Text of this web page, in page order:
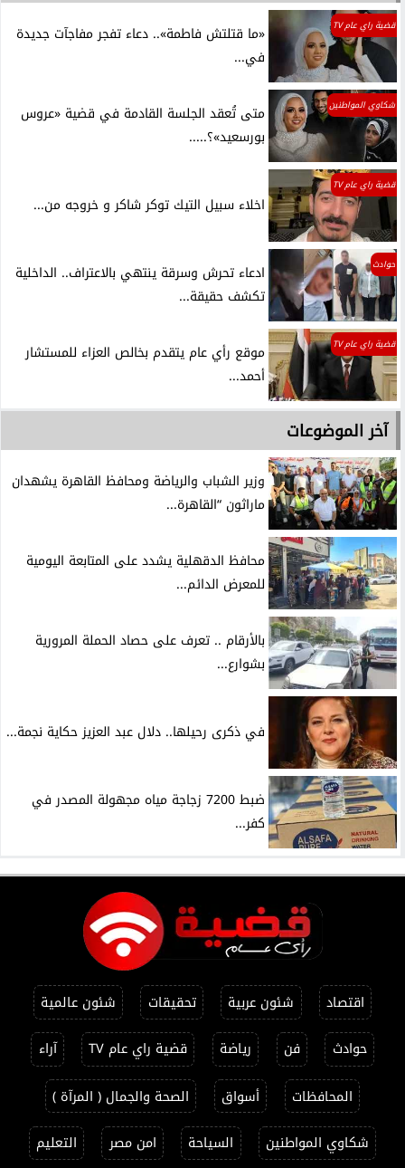
قضية راي عام TV
«ما قتلتش فاطمة».. دعاء تفجر مفاجآت جديدة
في...
شكاوي المواطنين
متى تُعقد الجلسة القادمة في قضية «عروس
بورسعيد»؟.....
قضية راي عام TV
اخلاء سبيل التيك توكر شاكر و خروجه من...
حوادث
ادعاء تحرش وسرقة ينتهي بالاعتراف.. الداخلية
تكشف حقيقة...
قضية راي عام TV
موقع رأي عام يتقدم بخالص العزاء للمستشار
أحمد...
آخر الموضوعات
وزير الشباب والرياضة ومحافظ القاهرة يشهدان
ماراثون “القاهرة...
محافظ الدقهلية يشدد على المتابعة اليومية
للمعرض الدائم...
بالأرقام .. تعرف على حصاد الحملة المرورية
بشوارع...
في ذكرى رحيلها.. دلال عبد العزيز حكاية نجمة...
ضبط 7200 زجاجة مياه مجهولة المصدر في
كفر...
اقتصاد شئون عربية تحقيقات
شئون عالمية
حوادث
فن رياضة قضية راي عام TV
آراء
المحافظات
أسواق
الصحة والجمال ( المرآة )
شكاوي المواطنين
السياحة امن مصر التعليم